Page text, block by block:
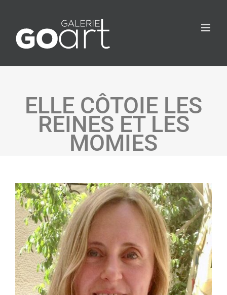
ELLE CÔTOIE LES
REINES ET LES
MOMIES
Agrandir
l&apos;image